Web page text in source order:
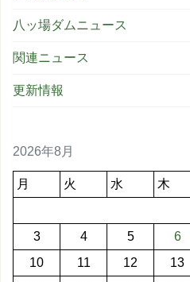
八ッ場ダムニュース
関連ニュース
更新情報
2026年8月
月 火 水 木
3
4 5 6
10
11 12 13